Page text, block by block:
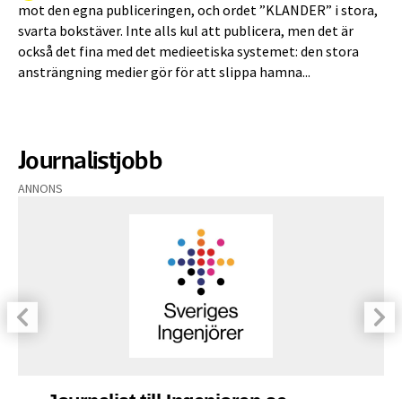
mot den egna publiceringen, och ordet ”KLANDER” i stora,
svarta bokstäver. Inte alls kul att publicera, men det är
också det fina med det medieetiska systemet: den stora
ansträngning medier gör för att slippa hamna...
Journalistjobb
ANNONS